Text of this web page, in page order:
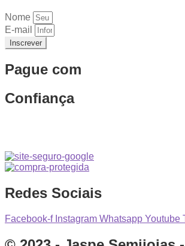
Nome
E-mail
Inscrever
Pague com
Confiança
Redes Sociais
Facebook-f Instagram Whatsapp Youtube